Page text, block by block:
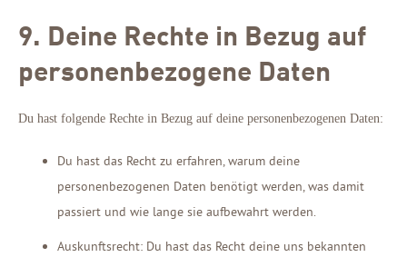
9. Deine Rechte in Bezug auf
personenbezogene Daten
Du hast folgende Rechte in Bezug auf deine personenbezogenen Daten:
Du hast das Recht zu erfahren, warum deine
personenbezogenen Daten benötigt werden, was damit
passiert und wie lange sie aufbewahrt werden.
Auskunftsrecht: Du hast das Recht deine uns bekannten